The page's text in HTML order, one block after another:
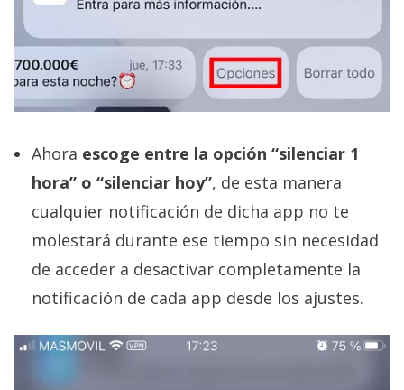
Ahora escoge entre la opción “silenciar 1
hora” o “silenciar hoy”, de esta manera
cualquier notificación de dicha app no te
molestará durante ese tiempo sin necesidad
de acceder a desactivar completamente la
notificación de cada app desde los ajustes.